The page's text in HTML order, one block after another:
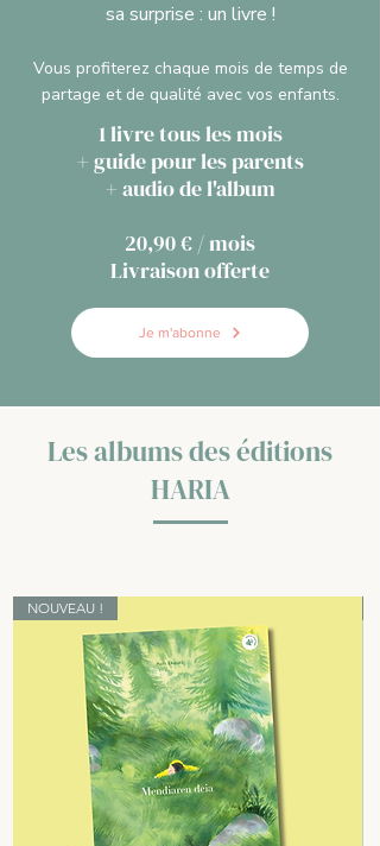
sa surprise : un livre !
Vous profiterez chaque mois de temps de
partage et de qualité avec vos enfants.
1 livre tous les mois
+ guide pour les parents
​+ audio de l'album
20,90 € / mois
Livraison offerte
Je m'abonne
Les albums des éditions
HARIA
NOUVEAU !